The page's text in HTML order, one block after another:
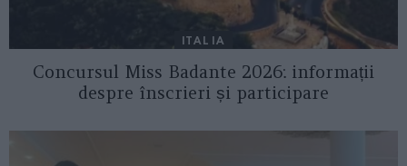
ITALIA
Concursul Miss Badante 2026: informații
despre înscrieri și participare